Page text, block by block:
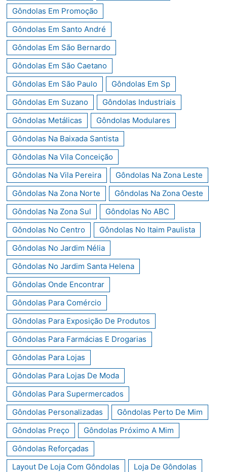
Gôndolas Em Promoção
Gôndolas Em Santo André
Gôndolas Em São Bernardo
Gôndolas Em São Caetano
Gôndolas Em São Paulo
Gôndolas Em Sp
Gôndolas Em Suzano
Gôndolas Industriais
Gôndolas Metálicas
Gôndolas Modulares
Gôndolas Na Baixada Santista
Gôndolas Na Vila Conceição
Gôndolas Na Vila Pereira
Gôndolas Na Zona Leste
Gôndolas Na Zona Norte
Gôndolas Na Zona Oeste
Gôndolas Na Zona Sul
Gôndolas No ABC
Gôndolas No Centro
Gôndolas No Itaim Paulista
Gôndolas No Jardim Nélia
Gôndolas No Jardim Santa Helena
Gôndolas Onde Encontrar
Gôndolas Para Comércio
Gôndolas Para Exposição De Produtos
Gôndolas Para Farmácias E Drogarias
Gôndolas Para Lojas
Gôndolas Para Lojas De Moda
Gôndolas Para Supermercados
Gôndolas Personalizadas
Gôndolas Perto De Mim
Gôndolas Preço
Gôndolas Próximo A Mim
Gôndolas Reforçadas
Layout De Loja Com Gôndolas
Loja De Gôndolas